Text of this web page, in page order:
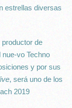
estrellas diversas
de
vo Techno
y por sus
, será uno de los
2019